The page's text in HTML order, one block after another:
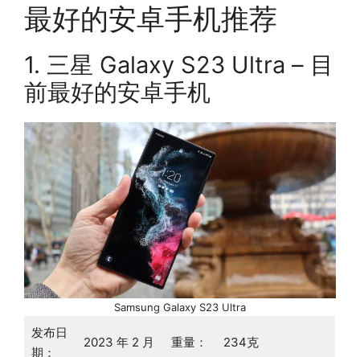
最好的安卓手机推荐
1. 三星 Galaxy S23 Ultra – 目
前最好的安卓手机
Samsung Galaxy S23 Ultra
发布日
期：
2023 年 2 月 重量： 234克